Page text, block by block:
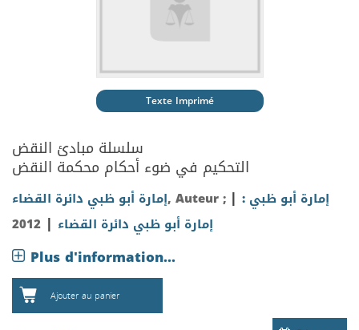
Texte Imprimé
سلسلة مبادئ النقض
التحكيم في ضوء أحكام محكمة النقض
إمارة أبو ظبي دائرة القضاء, Auteur ; | إمارة أبو ظبي :
إمارة أبو ظبي دائرة القضاء |
2012
Plus d'information...
Ajouter au panier